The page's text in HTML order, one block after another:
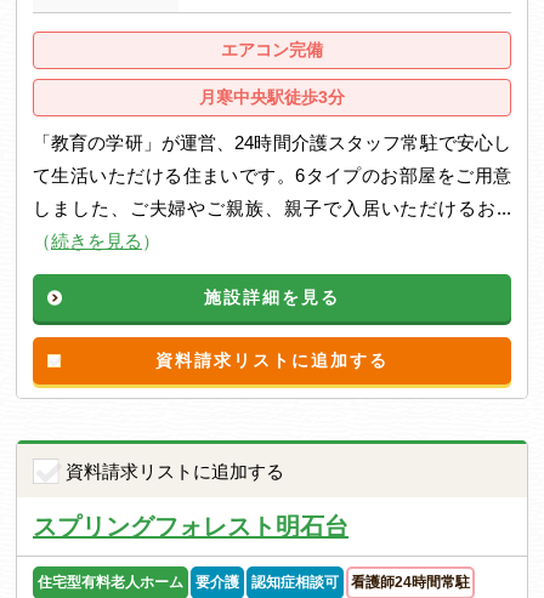
エアコン完備
月寒中央駅徒歩3分
「教育の学研」が運営、24時間介護スタッフ常駐で安心し
て生活いただける住まいです。6タイプのお部屋をご用意
しました、ご夫婦やご親族、親子で入居いただけるお...
（続きを見る ）
施設詳細を見る
資料請求リストに追加する
資料請求リストに追加する
スプリングフォレスト明石台
住宅型有料老人ホーム 要介護 認知症相談可 看護師24時間常駐